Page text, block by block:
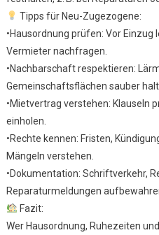
Tipps für Neu-Zugezogene:
•Hausordnung prüfen: Vor
Vermieter nachfragen.
•Nachbarschaft respektieren:
Gemeinschaftsflächen sauber
•Mietvertrag verstehen: Klauseln
einholen.
•Rechte kennen: Fristen,
Mängeln verstehen.
•Dokumentation: Schriftverkehr,
Reparaturmeldungen
Fazit:
Wer Hausordnung, Ruhezeiten